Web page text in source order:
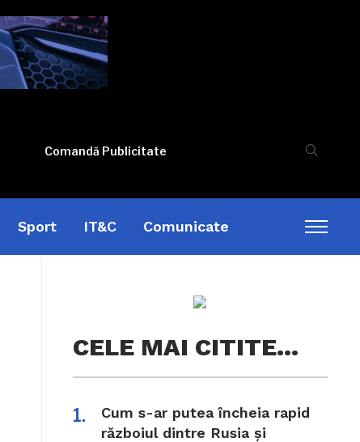
Comandă Publicitate
Sport IT&C Comunicate
CELE MAI CITITE…
Cum s-ar putea încheia rapid
războiul dintre Rusia și